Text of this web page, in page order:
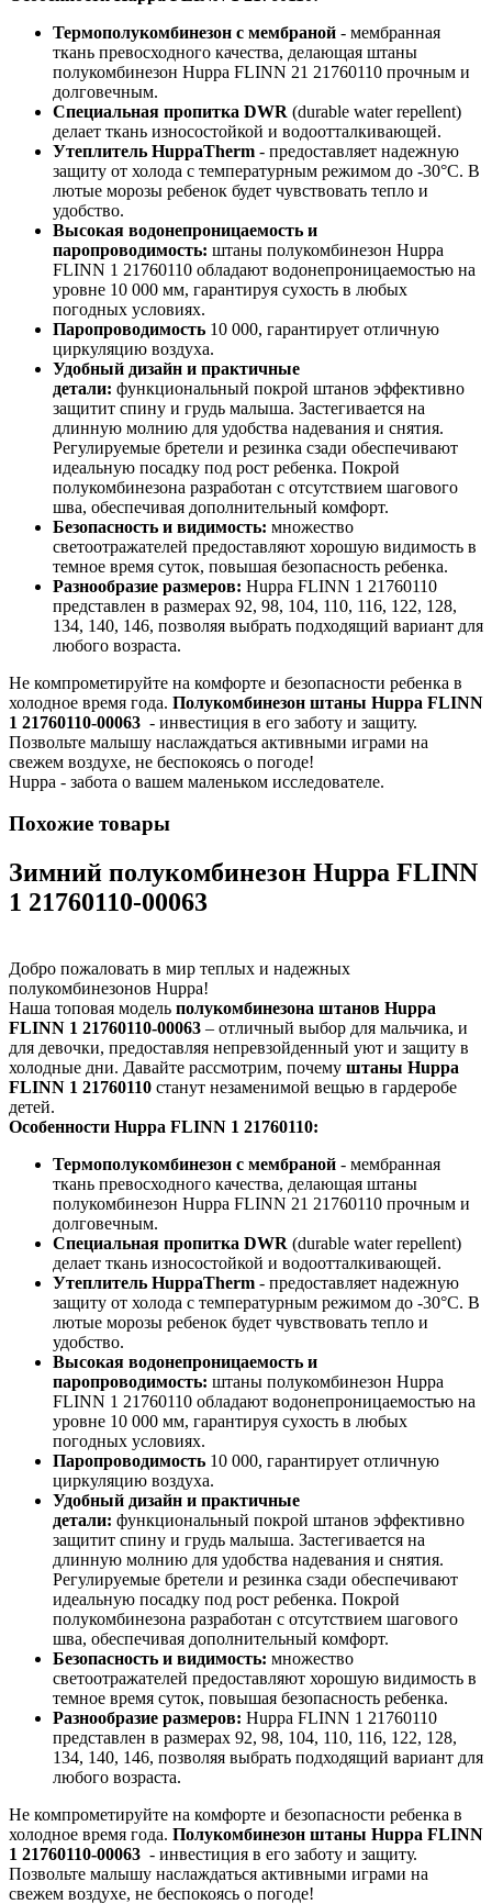
Термополукомбинезон с мембраной - мембранная
ткань превосходного качества, делающая штаны
полукомбинезон Huppa FLINN 21 21760110 прочным и
долговечным.
Специальная пропитка DWR (durable water repellent)
делает ткань износостойкой и водоотталкивающей.
Утеплитель HuppaTherm - предоставляет надежную
защиту от холода с температурным режимом до -30°C. В
лютые морозы ребенок будет чувствовать тепло и
удобство.
Высокая водонепроницаемость и
паропроводимость: штаны полукомбинезон Huppa
FLINN 1 21760110 обладают водонепроницаемостью на
уровне 10 000 мм, гарантируя сухость в любых
погодных условиях.
Паропроводимость 10 000, гарантирует отличную
циркуляцию воздуха.
Удобный дизайн и практичные
детали: функциональный покрой штанов эффективно
защитит спину и грудь малыша. Застегивается на
длинную молнию для удобства надевания и снятия.
Регулируемые бретели и резинка сзади обеспечивают
идеальную посадку под рост ребенка. Покрой
полукомбинезона разработан с отсутствием шагового
шва, обеспечивая дополнительный комфорт.
Безопасность и видимость: множество
светоотражателей предоставляют хорошую видимость в
темное время суток, повышая безопасность ребенка.
Разнообразие размеров: Huppa FLINN 1 21760110
представлен в размерах 92, 98, 104, 110, 116, 122, 128,
134, 140, 146, позволяя выбрать подходящий вариант для
любого возраста.
Не компрометируйте на комфорте и безопасности ребенка в
холодное время года. Полукомбинезон штаны Huppa FLINN
1 21760110-00063 - инвестиция в его заботу и защиту.
Позвольте малышу наслаждаться активными играми на
свежем воздухе, не беспокоясь о погоде!
Huppa - забота о вашем маленьком исследователе.
Похожие товары
Зимний полукомбинезон Huppa FLINN
1 21760110-00063
Добро пожаловать в мир теплых и надежных
полукомбинезонов Huppa!
Наша топовая модель полукомбинезона штанов Huppa
FLINN 1 21760110-00063 – отличный выбор для мальчика, и
для девочки, предоставляя непревзойденный уют и защиту в
холодные дни. Давайте рассмотрим, почему штаны Huppa
FLINN 1 21760110 станут незаменимой вещью в гардеробе
детей.
Особенности Huppa FLINN 1 21760110:
Термополукомбинезон с мембраной - мембранная
ткань превосходного качества, делающая штаны
полукомбинезон Huppa FLINN 21 21760110 прочным и
долговечным.
Специальная пропитка DWR (durable water repellent)
делает ткань износостойкой и водоотталкивающей.
Утеплитель HuppaTherm - предоставляет надежную
защиту от холода с температурным режимом до -30°C. В
лютые морозы ребенок будет чувствовать тепло и
удобство.
Высокая водонепроницаемость и
паропроводимость: штаны полукомбинезон Huppa
FLINN 1 21760110 обладают водонепроницаемостью на
уровне 10 000 мм, гарантируя сухость в любых
погодных условиях.
Паропроводимость 10 000, гарантирует отличную
циркуляцию воздуха.
Удобный дизайн и практичные
детали: функциональный покрой штанов эффективно
защитит спину и грудь малыша. Застегивается на
длинную молнию для удобства надевания и снятия.
Регулируемые бретели и резинка сзади обеспечивают
идеальную посадку под рост ребенка. Покрой
полукомбинезона разработан с отсутствием шагового
шва, обеспечивая дополнительный комфорт.
Безопасность и видимость: множество
светоотражателей предоставляют хорошую видимость в
темное время суток, повышая безопасность ребенка.
Разнообразие размеров: Huppa FLINN 1 21760110
представлен в размерах 92, 98, 104, 110, 116, 122, 128,
134, 140, 146, позволяя выбрать подходящий вариант для
любого возраста.
Не компрометируйте на комфорте и безопасности ребенка в
холодное время года. Полукомбинезон штаны Huppa FLINN
1 21760110-00063 - инвестиция в его заботу и защиту.
Позвольте малышу наслаждаться активными играми на
свежем воздухе, не беспокоясь о погоде!